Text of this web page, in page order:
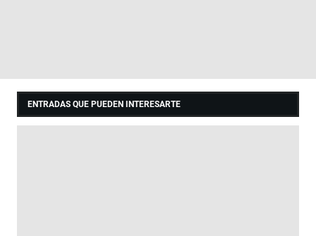
ENTRADAS QUE PUEDEN INTERESARTE